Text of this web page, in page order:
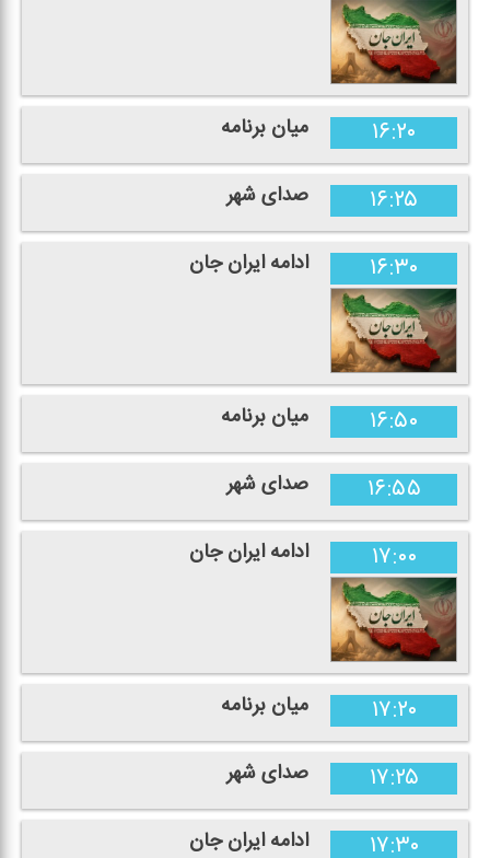
۱۶:۲۰ میان برنامه
۱۶:۲۵ صدای شهر
۱۶:۳۰ ادامه ایران جان
۱۶:۵۰ میان برنامه
۱۶:۵۵ صدای شهر
۱۷:۰۰ ادامه ایران جان
۱۷:۲۰ میان برنامه
۱۷:۲۵ صدای شهر
۱۷:۳۰ ادامه ایران جان